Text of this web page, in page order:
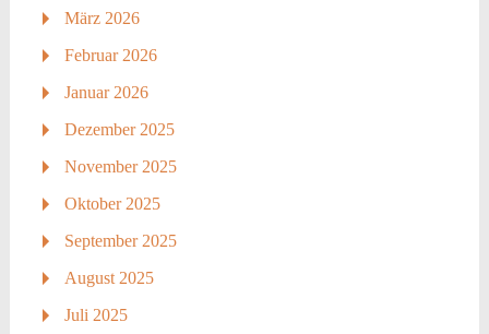
März 2026
Februar 2026
Januar 2026
Dezember 2025
November 2025
Oktober 2025
September 2025
August 2025
Juli 2025